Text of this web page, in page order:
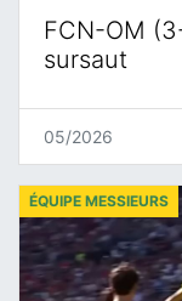
FCN-OM
sursaut
05/2026
ÉQUIPE MESSIEURS